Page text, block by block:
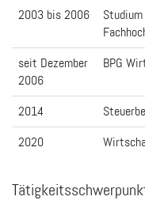
2003 bis 2006
seit Dezember
2006
BPG
2014
2020